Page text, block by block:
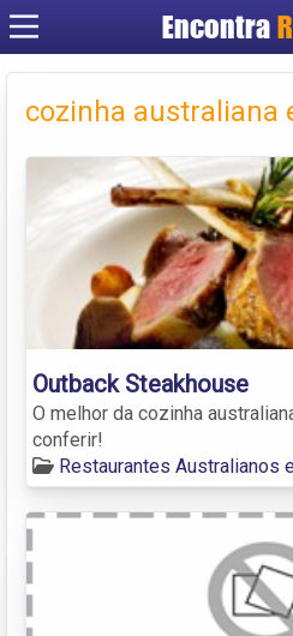
Encontra
Criar
cozinha australiana
Outback Steakhouse
O melhor da cozinha
conferir!
Restaurantes Australianos